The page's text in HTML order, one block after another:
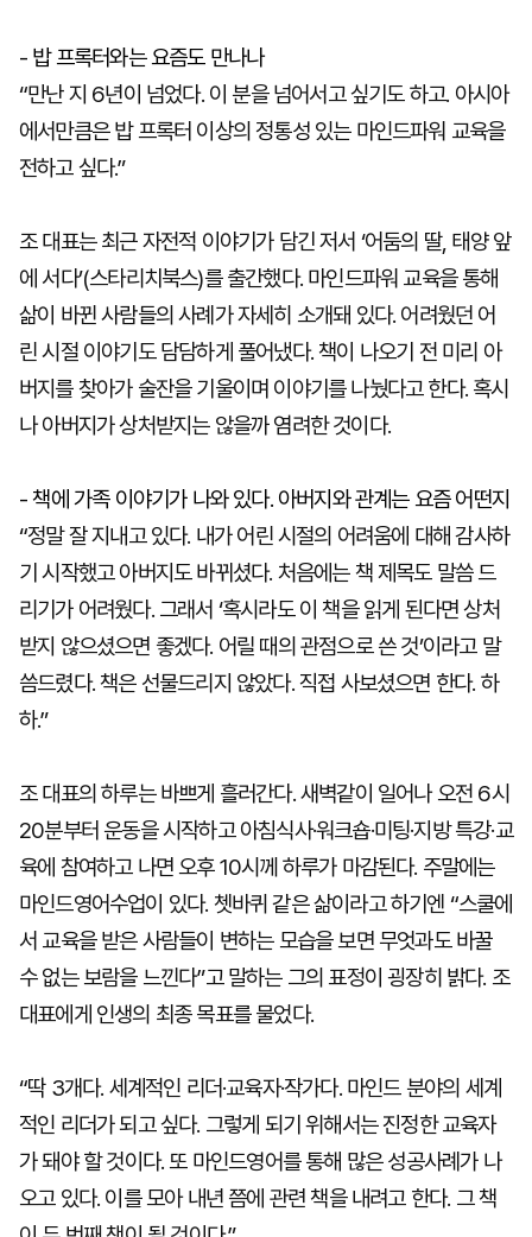
- 밥 프록터와는 요즘도 만나나
“만난 지 6년이 넘었다. 이 분을 넘어서고 싶기도 하고. 아시아
에서만큼은 밥 프록터 이상의 정통성 있는 마인드파워 교육을
전하고 싶다.”
조 대표는 최근 자전적 이야기가 담긴 저서 ‘어둠의 딸, 태양 앞
에 서다’(스타리치북스)를 출간했다. 마인드파워 교육을 통해
삶이 바뀐 사람들의 사례가 자세히 소개돼 있다. 어려웠던 어
린 시절 이야기도 담담하게 풀어냈다. 책이 나오기 전 미리 아
버지를 찾아가 술잔을 기울이며 이야기를 나눴다고 한다. 혹시
나 아버지가 상처받지는 않을까 염려한 것이다.
- 책에 가족 이야기가 나와 있다. 아버지와 관계는 요즘 어떤지
“정말 잘 지내고 있다. 내가 어린 시절의 어려움에 대해 감사하
기 시작했고 아버지도 바뀌셨다. 처음에는 책 제목도 말씀 드
리기가 어려웠다. 그래서 ‘혹시라도 이 책을 읽게 된다면 상처
받지 않으셨으면 좋겠다. 어릴 때의 관점으로 쓴 것’이라고 말
씀드렸다. 책은 선물드리지 않았다. 직접 사보셨으면 한다. 하
하.”
조 대표의 하루는 바쁘게 흘러간다. 새벽같이 일어나 오전 6시
20분부터 운동을 시작하고 아침식사·워크숍·미팅·지방 특강·교
육에 참여하고 나면 오후 10시께 하루가 마감된다. 주말에는
마인드영어수업이 있다. 쳇바퀴 같은 삶이라고 하기엔 “스쿨에
서 교육을 받은 사람들이 변하는 모습을 보면 무엇과도 바꿀
수 없는 보람을 느낀다”고 말하는 그의 표정이 굉장히 밝다. 조
대표에게 인생의 최종 목표를 물었다.
“딱 3개다. 세계적인 리더·교육자·작가다. 마인드 분야의 세계
적인 리더가 되고 싶다. 그렇게 되기 위해서는 진정한 교육자
가 돼야 할 것이다. 또 마인드영어를 통해 많은 성공사례가 나
오고 있다. 이를 모아 내년 쯤에 관련 책을 내려고 한다. 그 책